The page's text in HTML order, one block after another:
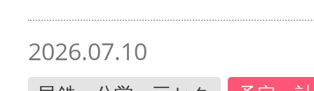
2026.07.10